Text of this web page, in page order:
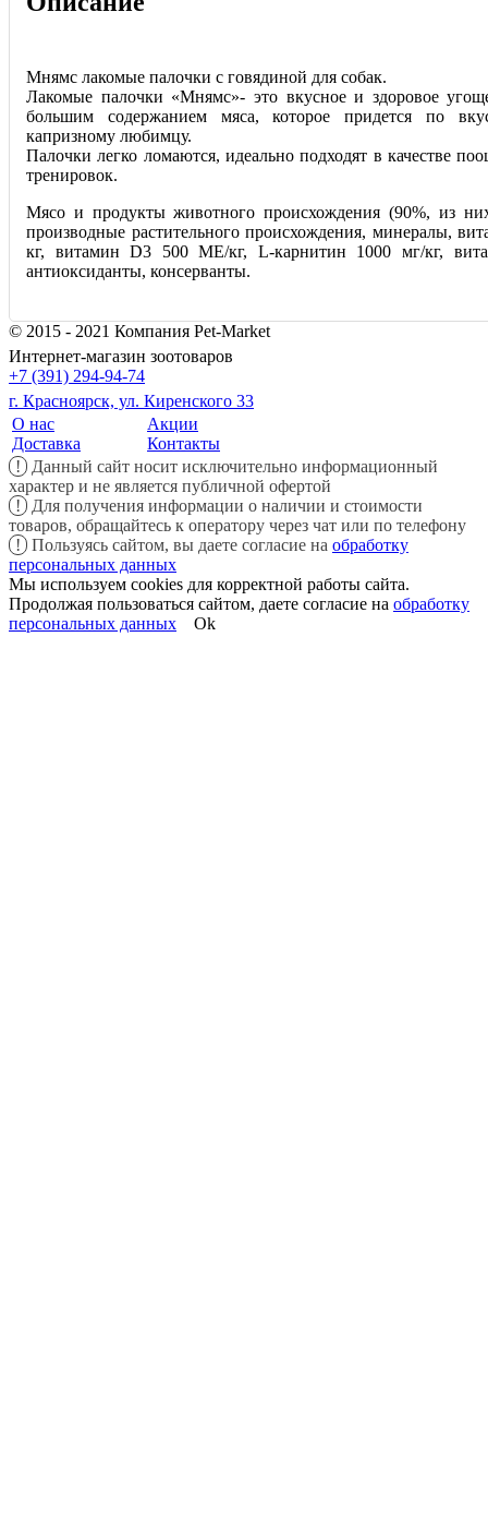
Мнямс лакомые палочки с говядиной для собак.
Лакомые палочки «Мнямс»- это вкусное и здоровое
большим содержанием мяса, которое придется по
капризному любимцу.
Палочки легко ломаются, идеально подходят в качестве
тренировок.
Мясо и продукты животного происхождения (90%, из
производные растительного происхождения, минералы,
кг, витамин D3 500 ME/кг, L-карнитин 1000 мг/кг,
антиоксиданты, консерванты.
© 2015 - 2021 Компания Pet-Market
Интернет-магазин зоотоваров
+7 (391) 294-94-74
г. Красноярск, ул. Киренского 33
О нас
Доставка
Акции
Контакты
!
Данный сайт носит исключительно информационный
характер и не является публичной офертой
!
Для получения информации о наличии и стоимости
товаров, обращайтесь к оператору через чат или по телефону
!
Пользуясь сайтом, вы даете согласие на обработку
персональных данных
Мы используем cookies для корректной работы сайта.
Продолжая пользоваться сайтом, даете согласие на обработку
персональных данных
Ok